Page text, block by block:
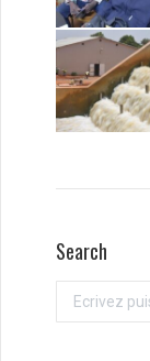
Search
Recherche